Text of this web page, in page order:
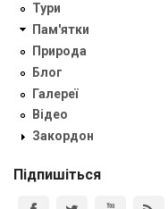
Тури
Пам'ятки
Природа
Блог
Галереї
Відео
Закордон
Підпишіться